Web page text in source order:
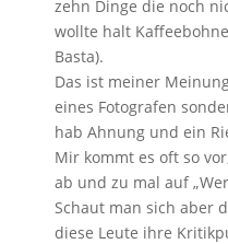
zehn Dinge die noch
wollte halt
Basta).
Das ist meiner
eines Fotografen
hab Ahnung und ein
Mir kommt es oft so
ab und zu mal auf
Schaut man sich aber
diese Leute ihre